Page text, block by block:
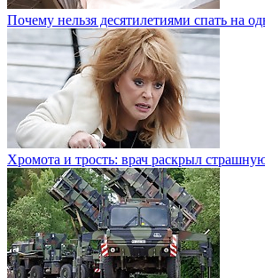
Почему нельзя десятилетиями спать на
Хромота и трость: врач раскрыл